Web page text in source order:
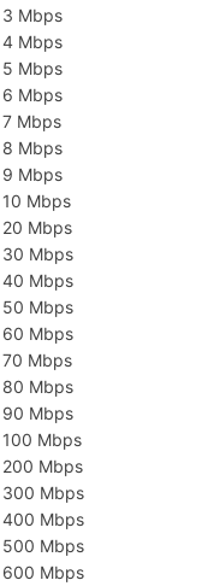
3 Mbps
4 Mbps
5 Mbps
6 Mbps
7 Mbps
8 Mbps
9 Mbps
10 Mbps
20 Mbps
30 Mbps
40 Mbps
50 Mbps
60 Mbps
70 Mbps
80 Mbps
90 Mbps
100 Mbps
200 Mbps
300 Mbps
400 Mbps
500 Mbps
600 Mbps